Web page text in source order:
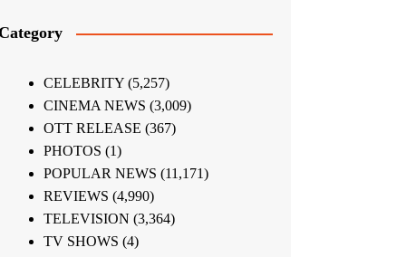
CELEBRITY(5,257)
CINEMA NEWS (3,009)
OTT RELEASE (367)
PHOTOS (1)
POPULAR NEWS (11,171)
REVIEWS (4,990)
TELEVISION (3,364)
TV SHOWS (4)